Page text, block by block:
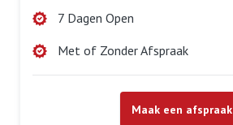
7 Dagen Open
Met of Zonder Afspraak
Maak een afspraak